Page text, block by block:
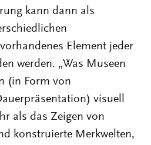
kann dann als
Element jeder
werden. „Was Museen
(in Form von
visuell
als das Zeigen von
konstruierte Merkwelten,